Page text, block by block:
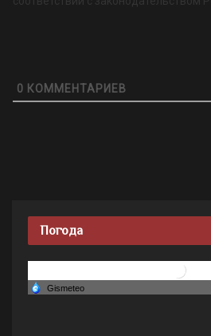
0 КОММЕНТАРИЕВ
Погода